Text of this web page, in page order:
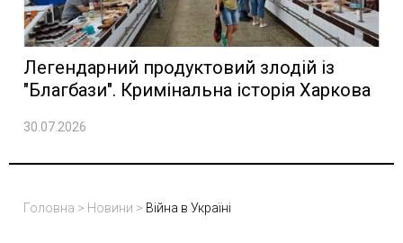
Легендарний продуктовий злодій із
"Благбази". Кримінальна історія Харкова
30.07.2026
Головна > Новини > Війна в Україні